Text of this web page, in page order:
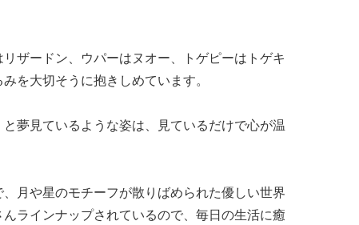
ザードン、ウパーはヌオー、トゲピーはトゲキ
を大切そうに抱きしめています。
と夢見ているような姿は、見ているだけで心が温
月や星のモチーフが散りばめられた優しい世界
ラインナップされているので、毎日の生活に癒